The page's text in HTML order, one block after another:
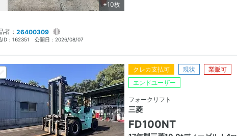
+10枚
者： 26400309
ID： 162351 公開日： 2026/08/07
クレカ支払可 現状
業販可
エンドユーザー
フォークリフト
三菱
FD100NT